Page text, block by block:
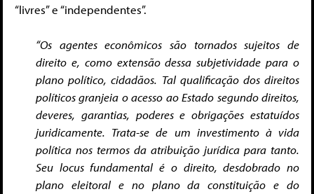
“livres” e “independentes”.
“Os agentes econômicos são tornados sujeitos de
direito e, como extensão dessa subjetividade para o
plano político, cidadãos. Tal qualificação dos direitos
políticos granjeia o acesso ao Estado segundo direitos,
deveres, garantias, poderes e obrigações estatuídos
juridicamente. Trata-se de um investimento à vida
política nos termos da atribuição jurídica para tanto.
Seu locus fundamental é o direito, desdobrado no
plano eleitoral e no plano da constituição e do